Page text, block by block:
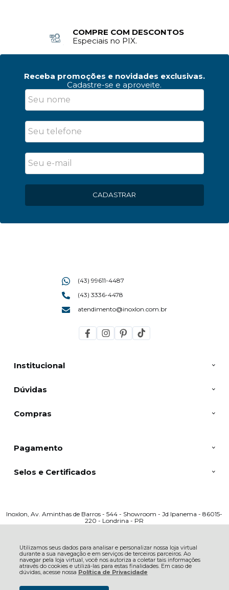
Utilizamos seus dados para analisar e personalizar nossa loja virtual
durante a sua navegação e em serviços de terceiros parceiros. Ao
navegar pela loja virtual, você nos autoriza a coletar tais informações
através do cookies e utilizá-las para estas finalidades. Em caso de
dúvidas, acesse nossa Política de Privacidade
COMPRE COM DESCONTOS
Especiais no PIX.
Receba promoções e novidades exclusivas.
Cadastre-se e aproveite.
CADASTRAR
Institucional
Dúvidas
Compras
(43) 99611-4487
(43) 3336-4478
atendimento@inoxlon.com.br
Pagamento
Selos e Certificados
Inoxlon, Av. Aminthas de Barros - 544 - Showroom - Jd Ipanema - 86015-
220 - Londrina - PR